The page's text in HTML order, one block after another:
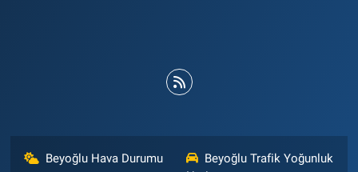
Beyoğlu Hava Durumu
Beyoğlu Trafik Yoğunluk